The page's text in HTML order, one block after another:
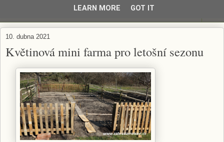
10. dubna 2021
Květinová mini farma pro letošní sezonu
LEARN MORE GOT IT